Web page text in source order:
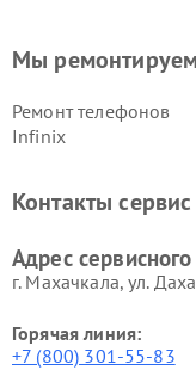
Мы
Ремонт телефонов
Infinix
Контакты
Адрес
г. Махачкала, ул.
Горячая линия:
+7 (800) 301-55-83